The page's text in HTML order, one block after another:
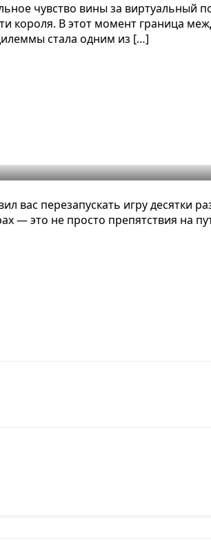
чувство вины за
короля. В этот момент граница
стала одним из […]
полный разбор
вас перезапускать игру десятки
— это не просто препятствия на